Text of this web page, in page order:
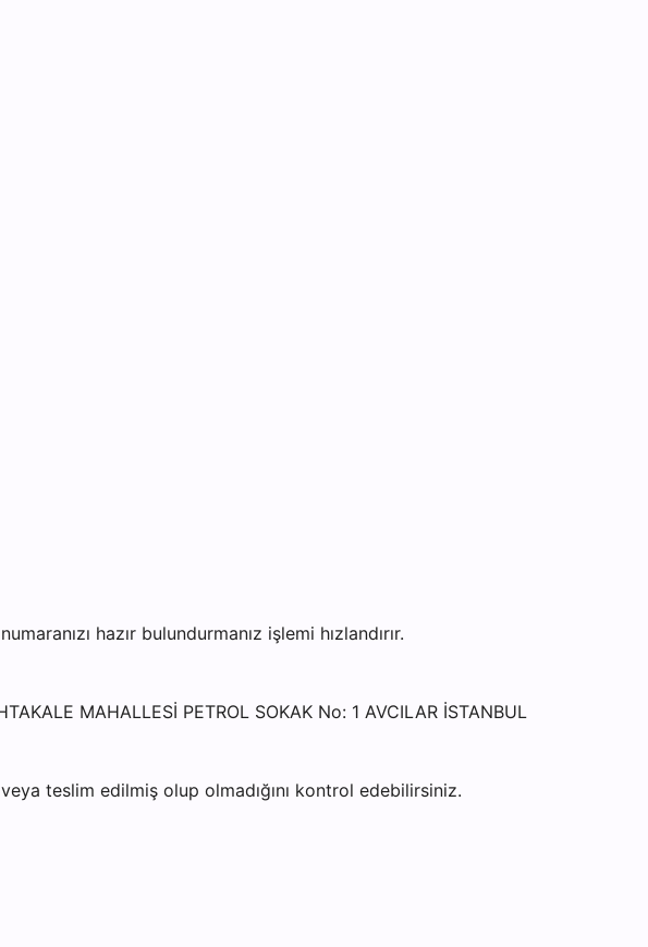
hazır bulundurmanız işlemi hızlandırır.
MAHALLESİ PETROL SOKAK No: 1 AVCILAR İSTANBUL
teslim edilmiş olup olmadığını kontrol edebilirsiniz.